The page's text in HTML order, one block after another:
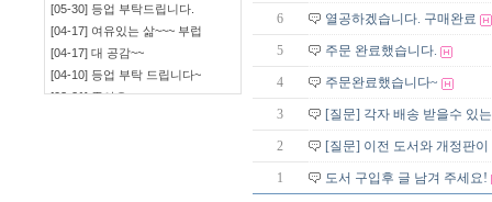
115.♡.135.198
46.♡.168.139
[05-30] 등업 부탁드립니다.
[04-17] 여유있는 삶~~~ 부럽
[04-17] 대 공감~~
[04-10] 등업 부탁 드립니다~
[03-21] 좋아요
6 열공하겠습니다. 구매완료
5 주문 완료했습니다.
4 주문완료했습니다~
3 [질문] 각자 배송 받을수 있
2 [질문] 이전 도서와 개정판
1 도서 구입후 글 남겨 주세요!